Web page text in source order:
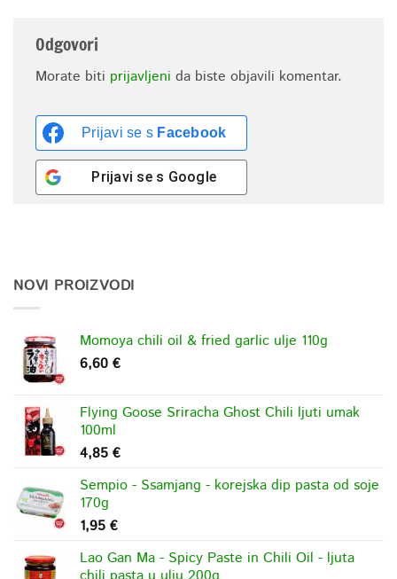
Odgovori
Morate biti prijavljeni da biste objavili komentar.
Prijavi se s Facebook
Prijavi se s Google
NOVI PROIZVODI
Momoya chili oil & fried garlic ulje 110g
6,60 €
Flying Goose Sriracha Ghost Chili ljuti umak
100ml
4,85 €
Sempio - Ssamjang - korejska dip pasta od soje
170g
1,95 €
Lao Gan Ma - Spicy Paste in Chili Oil - ljuta